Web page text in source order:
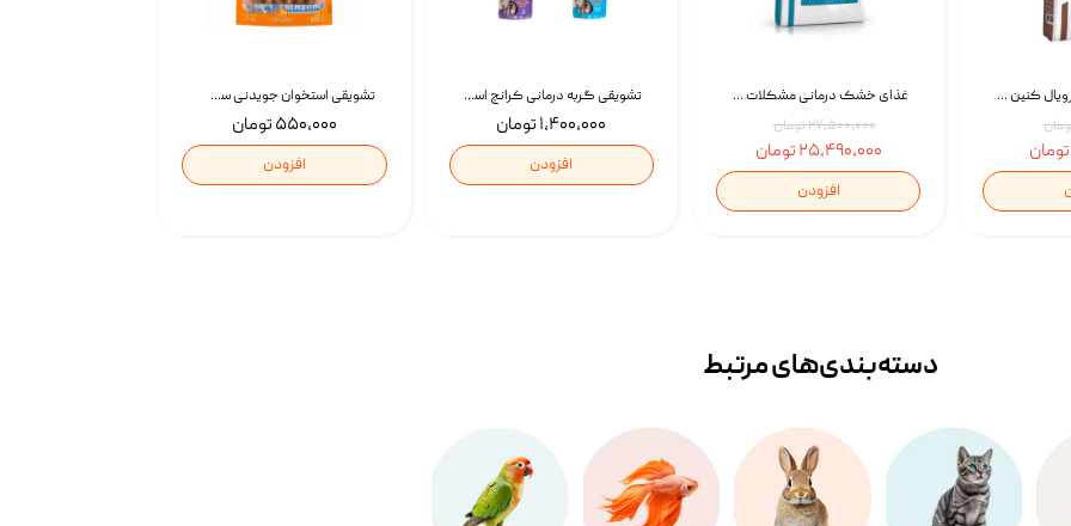
تشویقی استخوان جویدنی سگ اسنکی کرانچی با طعم مرغ Snacky Crunchy Munchy وزن 100 گرم
۵۵۰,۰۰۰ تومان
افزودن
تشویقی گربه درمانی کرانچ اسنکی با طعم میکس Snacky Crunch Cat Treats وزن 60 گرم بسته 4 عددی
۱,۴۰۰,۰۰۰ تومان
افزودن
غذای خشک درمانی مشکلات گوارشی سگ رویال کنین Royal Canin Hypoallergenic وزن 7 کیلوگرم | پت استوک
۲۷,۵۰۰,۰۰۰ تومان
۲۵,۴۹۰,۰۰۰ تومان
افزودن
غذای خشک گربه رویال کنین Gastrointestinal Fibre Response وزن 2 کیلوگرم | پت استوک
دسته‌بندی‌‌های مرتبط